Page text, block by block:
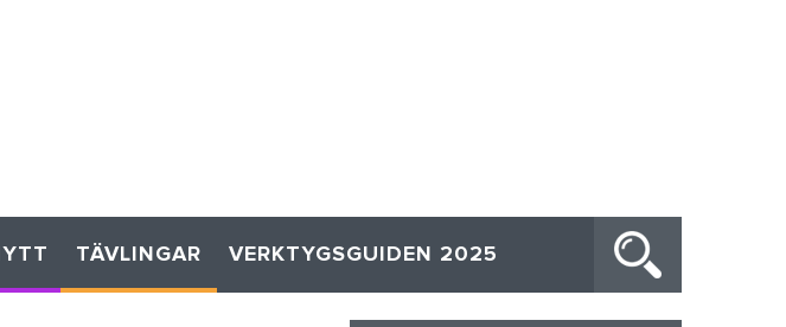
TÄVLINGAR VERKTYGSGUIDEN 2025